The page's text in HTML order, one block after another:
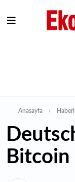
Anasayfa